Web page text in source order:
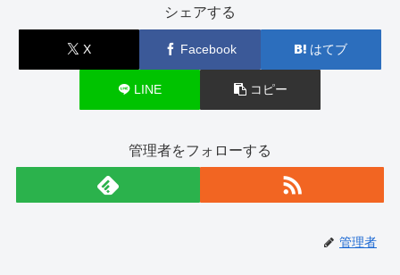
シェアする
X Facebook はてブ
LINE コピー
管理者をフォローする
管理者